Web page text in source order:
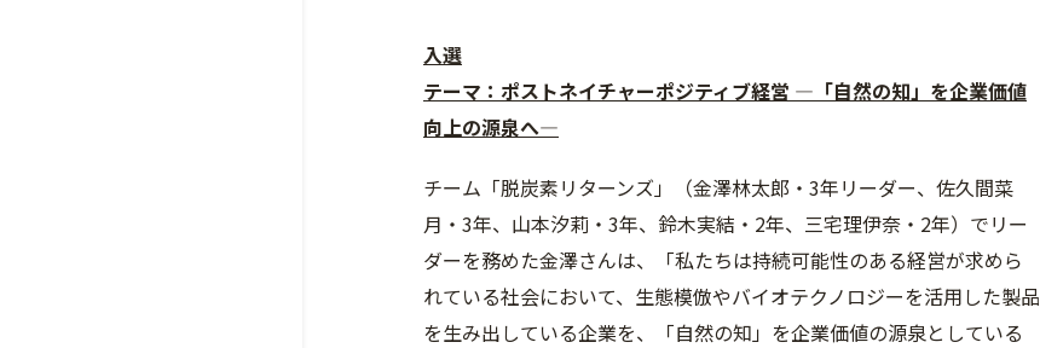
入選
テーマ：ポストネイチャーポジティブ経営 ―「自然の知」を企業価値
向上の源泉へ―
チーム「脱炭素リターンズ」（金澤林太郎・3年リーダー、佐久間菜
月・3年、山本汐莉・3年、鈴木実結・2年、三宅理伊奈・2年）でリー
ダーを務めた金澤さんは、「私たちは持続可能性のある経営が求めら
れている社会において、生態模倣やバイオテクノロジーを活用した製品
を生み出している企業を、「自然の知」を企業価値の源泉としている